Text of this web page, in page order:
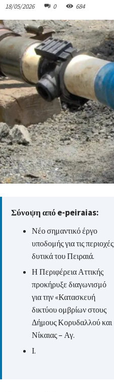
18/05/2026 0 684
Σύνοψη από e-peiraias:
Νέο σημαντικό έργο
υποδομής για τις περιοχές
δυτικά του Πειραιά.
Η Περιφέρεια Αττικής
προκήρυξε διαγωνισμό
για την «Κατασκευή
δικτύου ομβρίων στους
Δήμους Κορυδαλλού και
Νίκαιας – Αγ.
Ι.